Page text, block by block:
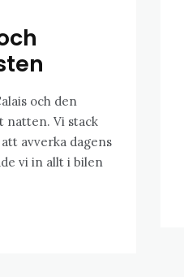
och den
natten. Vi stack
avverka dagens
vi in allt i bilen